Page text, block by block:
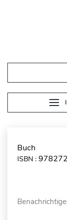
Buch
ISBN :